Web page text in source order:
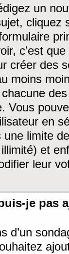
un
cliquez
c’est
créer des
moins
Vous
en
une limite
et
leur
je pas
d’un